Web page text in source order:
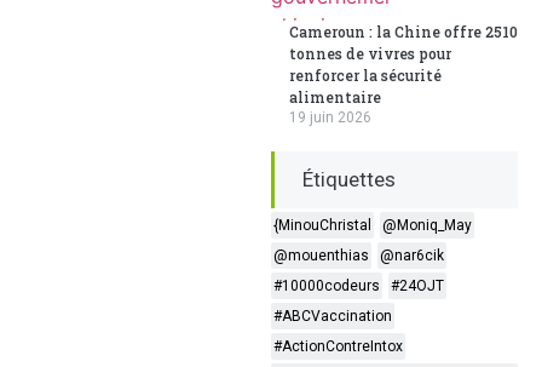
Cameroun : la Chine offre 2510
tonnes de vivres pour
renforcer la sécurité
alimentaire
19 juin 2026
Étiquettes
{MinouChristal
@Moniq_May
@mouenthias
@nar6cik
#10000codeurs
#24OJT
#ABCVaccination
#ActionContreIntox